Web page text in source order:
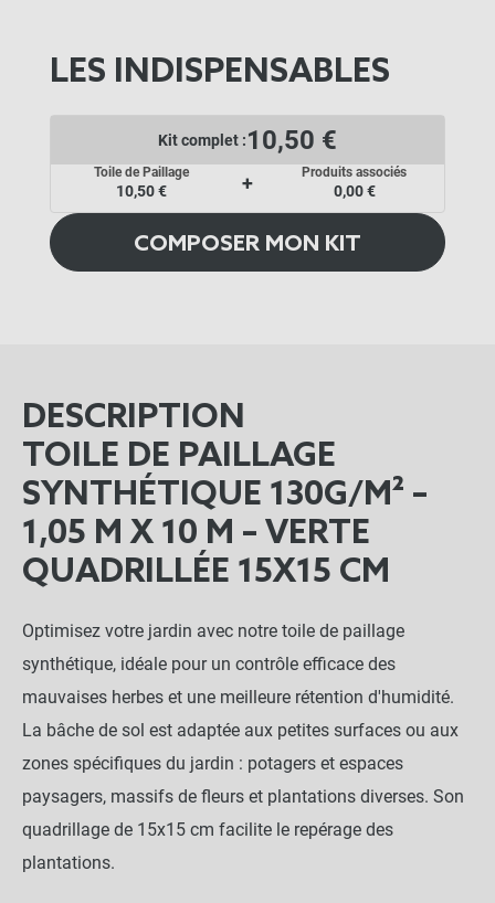
LES INDISPENSABLES
Kit complet :10,50 €
Toile de Paillage
10,50 € +
Produits associés
0,00 €
COMPOSER MON KIT
DESCRIPTION
TOILE DE PAILLAGE
SYNTHÉTIQUE 130G/M² –
1,05 M X 10 M – VERTE
QUADRILLÉE 15X15 CM
Optimisez votre jardin avec notre toile de paillage
synthétique, idéale pour un contrôle efficace des
mauvaises herbes et une meilleure rétention d'humidité.
La bâche de sol est adaptée aux petites surfaces ou aux
zones spécifiques du jardin : potagers et espaces
paysagers, massifs de fleurs et plantations diverses. Son
quadrillage de 15x15 cm facilite le repérage des
plantations.